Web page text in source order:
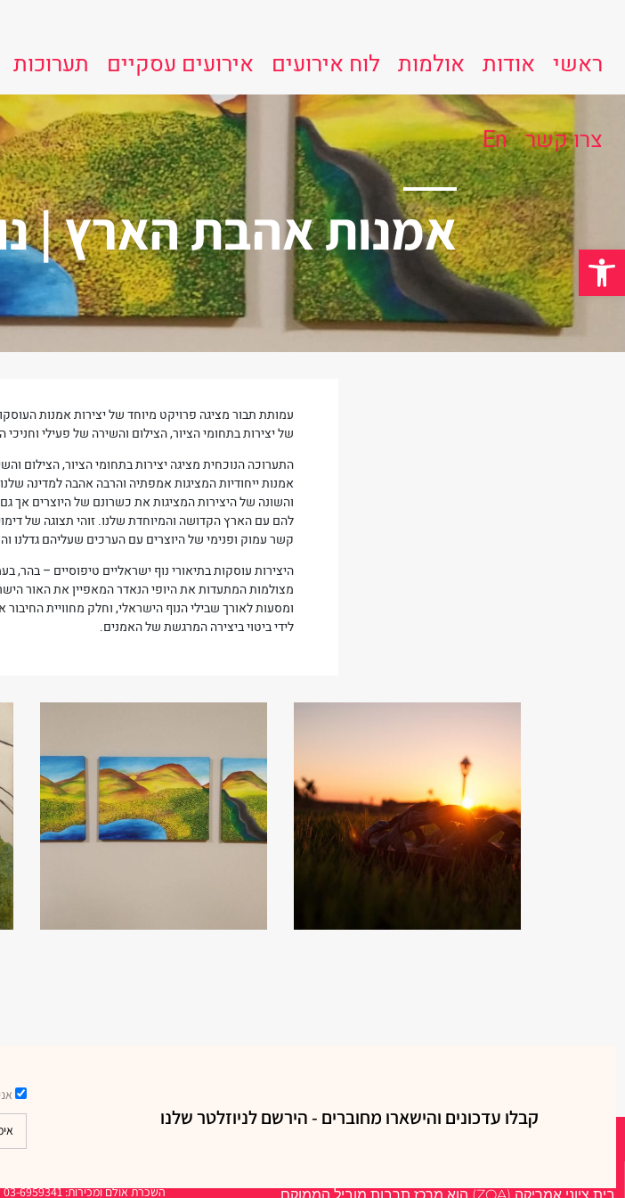
פתח סרגל נגישות
ראשי אודות אולמות לוח אירועים אירועים עסקיים תערוכות
צרו קשר En
אמנות אהבת הארץ |
עמותת תבור מציגה פרויקט מיוחד של יצירות אמנות
של יצירות בתחומי הציור, הצילום והשירה של פעילי וחניכי
התערוכה הנוכחית מציגה יצירות בתחומי הציור, הצילום
אמנות ייחודיות המציגות אמפתיה והרבה אהבה למדינה
והשונה של היצירות המציגות את כשרונם של היוצרים אך
להם עם הארץ הקדושה והמיוחדת שלנו. זוהי תצוגה של
קשר עמוק ופנימי של היוצרים עם הערכים שעליהם גדלנו
היצירות עוסקות בתיאורי נוף ישראליים טיפוסיים – בהר,
מצולמות המתעדות את היופי הנאדר המאפיין את האור
ומסעות לאורך שבילי הנוף הישראלי, וחלק מחוויית
לידי ביטוי ביצירה המרגשת של האמנים.
קבלו עדכונים והישארו מחוברים - הירשם לניוזלטר שלנו
השכרת אולם ומכירות: 03-6959341